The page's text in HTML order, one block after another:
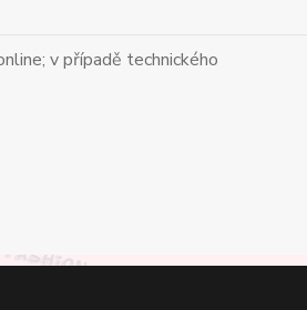
v případě technického